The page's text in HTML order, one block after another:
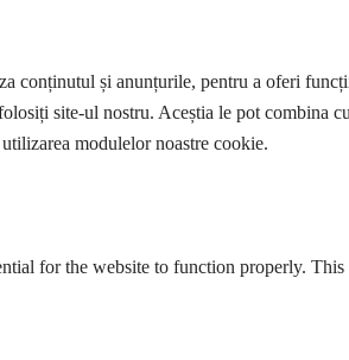
conținutul și anunțurile, pentru a oferi
site-ul nostru. Aceștia le pot combina
modulelor noastre cookie.
for the website to function properly.